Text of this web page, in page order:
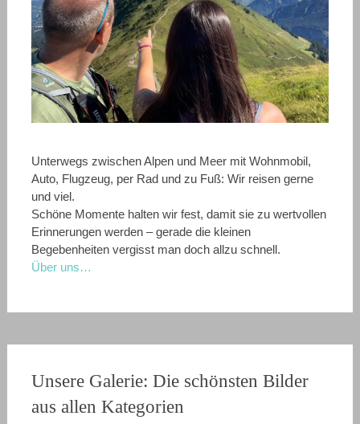
Unterwegs zwischen Alpen und Meer mit Wohnmobil,
Auto, Flugzeug, per Rad und zu Fuß: Wir reisen gerne
und viel.
Schöne Momente halten wir fest, damit sie zu wertvollen
Erinnerungen werden – gerade die kleinen
Begebenheiten vergisst man doch allzu schnell.
Über uns…
Unsere Galerie: Die schönsten Bilder
aus allen Kategorien